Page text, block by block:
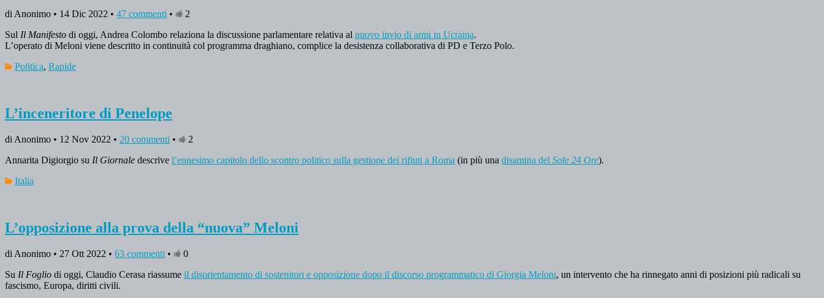
di Anonimo • 14 Dic 2022 • 47 commenti •
2
Sul Il Manifesto di oggi, Andrea Colombo relaziona la discussione parlamentare relativa al nuovo invio di armi in Ucraina.
L’operato di Meloni viene descritto in continuità col programma draghiano, complice la desistenza collaborativa di PD e Terzo Polo.
Politica, Rapide
L’inceneritore di Penelope
di Anonimo • 12 Nov 2022 • 20 commenti •
2
Annarita Digiorgio su Il Giornale descrive l’ennesimo capitolo dello scontro politico sulla gestione dei rifiuti a Roma (in più una disamina del Sole 24 Ore).
Italia
L’opposizione alla prova della “nuova” Meloni
di Anonimo • 27 Ott 2022 • 63 commenti •
0
Su Il Foglio di oggi, Claudio Cerasa riassume il disorientamento di sostenitori e opposizione dopo il discorso programmatico di Giorgia Meloni, un intervento che ha rinnegato anni di posizioni più radicali su
fascismo, Europa, diritti civili.